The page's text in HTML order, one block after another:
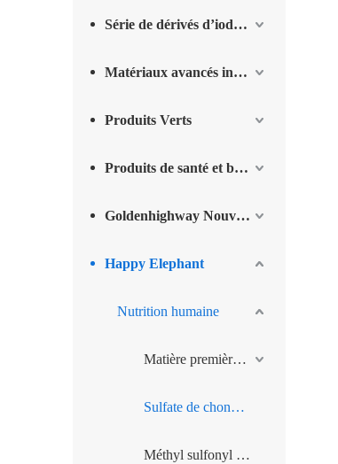
Série de dérivés d’iode et produits complémentaires
Matériaux avancés intermédiaires
Produits Verts
Produits de santé et bien-être
Goldenhighway Nouveaux Matériaux
Happy Elephant
Nutrition humaine
Matière première de glucosamine
Sulfate de chondroïtine sodique
Méthyl sulfonyl méthane